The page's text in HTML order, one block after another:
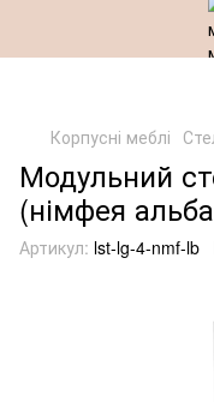
Корпусні меблі
Модульний
(німфея
Артикул: lst-lg-4-nmf-lb